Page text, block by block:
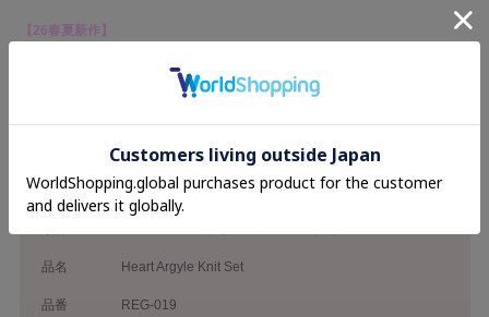
【26春夏新作】
Onepiece
品名 Heart Argyle Knit Set
品番 REG-019